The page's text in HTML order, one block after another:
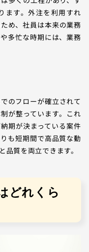
ます。外注を利用すれ
め、社員は本来の業務
多忙な時期には、業務
のフローが確立されて
が整っています。これ
期が決まっている案件
も短期間で高品質な動
質を両立できます。
どれくら